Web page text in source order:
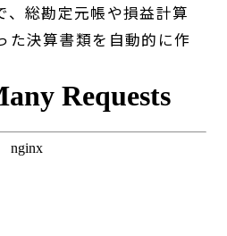
、総勘定元帳や損益計算
た決算書類を自動的に作